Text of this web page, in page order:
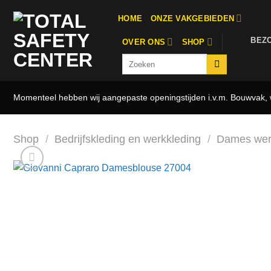
naar
inhoud
HOME ONZE VAKGEBIEDEN
OVER ONS SHOP
Momenteel hebben wij aangepaste openingstijden i.v.m.
Shop / Bedrijfskleding en werkkleding / Dames